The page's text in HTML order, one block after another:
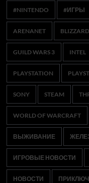
#NINTENDO #ИГРЫ
ARENANET BLIZZARD
GUILD WARS 3 INTEL
PLAYSTATION
SONY STEAM
WORLD OF WARCRAFT
ВЫЖИВАНИЕ
ИГРОВЫЕ НОВОСТИ
НОВОСТИ